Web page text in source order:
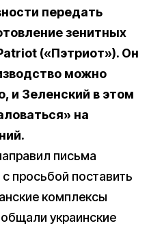
передать
зенитных
(«Пэтриот»). Он
можно
и Зеленский в этом
на
письма
просьбой поставить
комплексы
украинские